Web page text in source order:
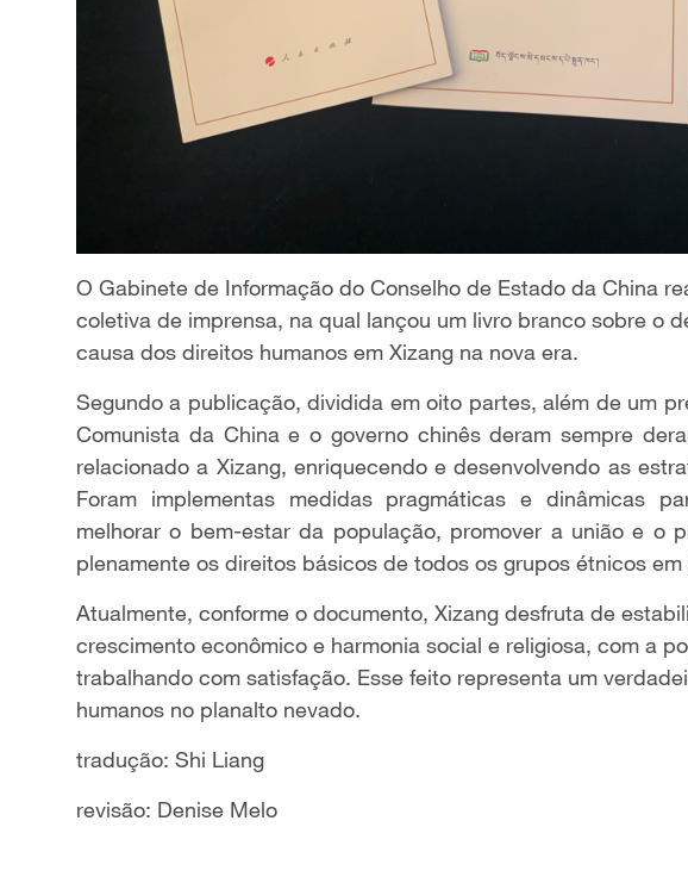
O Gabinete de Informação do Conselho de Estado da China
coletiva de imprensa, na qual lançou um livro branco sobre o
causa dos direitos humanos em Xizang na nova era.
Segundo a publicação, dividida em oito partes, além de um
Comunista da China e o governo chinês deram sempre
relacionado a Xizang, enriquecendo e desenvolvendo as
Foram implementas medidas pragmáticas e dinâmicas
melhorar o bem-estar da população, promover a união e o
plenamente os direitos básicos de todos os grupos étnicos em
Atualmente, conforme o documento, Xizang desfruta de
crescimento econômico e harmonia social e religiosa, com a
trabalhando com satisfação. Esse feito representa um
humanos no planalto nevado.
tradução: Shi Liang
revisão: Denise Melo